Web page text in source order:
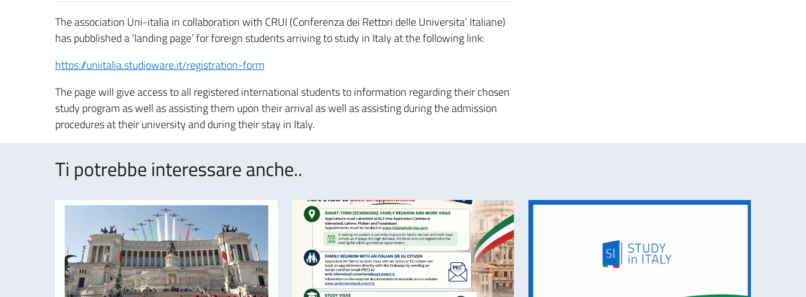
The association Uni-italia in collaboration with CRUI (Conferenza dei Rettori delle Universita’ Italiane)
has pubblished a ’landing page’ for foreign students arriving to study in Italy at the following link:
https://uniitalia.studioware.it/registration-form
The page will give access to all registered international students to information regarding their chosen
study program as well as assisting them upon their arrival as well as assisting during the admission
procedures at their university and during their stay in Italy.
Ti potrebbe interessare anche..